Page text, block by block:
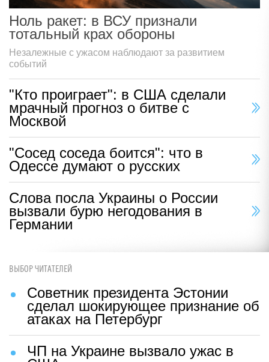
Ноль ракет: в ВСУ признали
тотальный крах обороны
Незалежные с ужасом наблюдают за развитием
событий
"Кто проиграет": в США сделали
мрачный прогноз о битве с
Москвой
"Сосед соседа боится": что в
Одессе думают о русских
Слова посла Украины о России
вызвали бурю негодования в
Германии
ВЫБОР ЧИТАТЕЛЕЙ
Советник президента Эстонии
сделал шокирующее признание об
атаках на Петербург
ЧП на Украине вызвало ужас в